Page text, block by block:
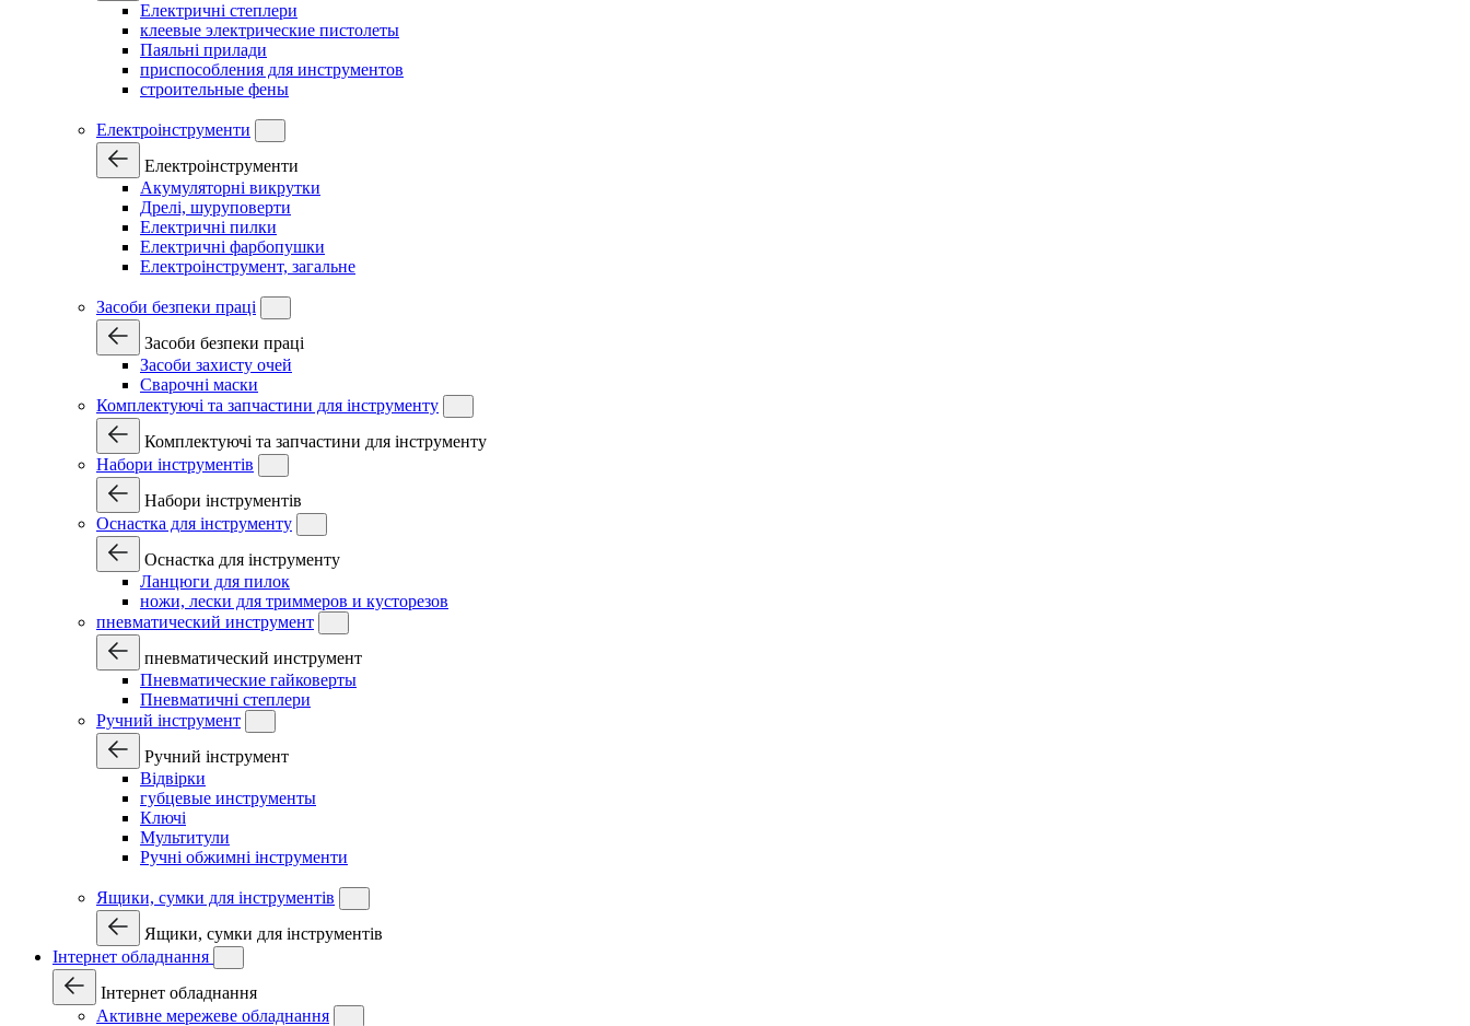
Електричні степлери
клеевые электрические пистолеты
Паяльні прилади
приспособления для инструментов
строительные фены
Електроінструменти
Електроінструменти
Акумуляторні викрутки
Дрелі, шуруповерти
Електричні пилки
Електричні фарбопушки
Електроінструмент, загальне
Засоби безпеки праці
Засоби безпеки праці
Засоби захисту очей
Сварочні маски
Комплектуючі та запчастини для інструменту
Комплектуючі та запчастини для інструменту
Набори інструментів
Набори інструментів
Оснастка для інструменту
Оснастка для інструменту
Ланцюги для пилок
ножи, лески для триммеров и кусторезов
пневматический инструмент
пневматический инструмент
Пневматические гайковерты
Пневматичні степлери
Ручний інструмент
Ручний інструмент
Відвірки
губцевые инструменты
Ключі
Мультитули
Ручні обжимні інструменти
Ящики, сумки для інструментів
Ящики, сумки для інструментів
Інтернет обладнання
Інтернет обладнання
Активне мережеве обладнання